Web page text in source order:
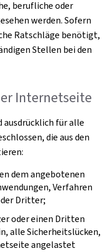
berufliche oder
werden. Sofern
Ratschläge benötigt,
Stellen bei den
Internetseite
für alle
die aus den
dem angebotenen
Verfahren
Dritter;
oder einen Dritten
alle Sicherheitslücken,
angelastet